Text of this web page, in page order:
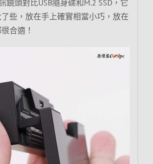
鏡頭對比USB隨身碟和M.2 SSD，它
些，放在手上確實相當小巧，放在
合適！